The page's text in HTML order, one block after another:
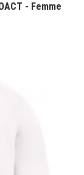
- Femme